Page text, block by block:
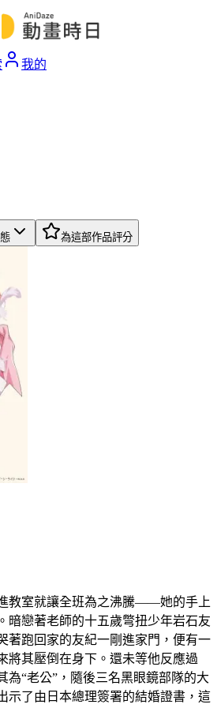
我的
為這部作品評分
教室就讓全班為之沸騰——她的手上
暗戀著老師的十五歲彆扭少年岩石友
著跑回家的友紀一剛進家門，便有一
將其壓倒在身下。還未等他反應過
為“老公”，隨後三名黑眼鏡部隊的大
示了由日本總理簽署的結婚證書，這